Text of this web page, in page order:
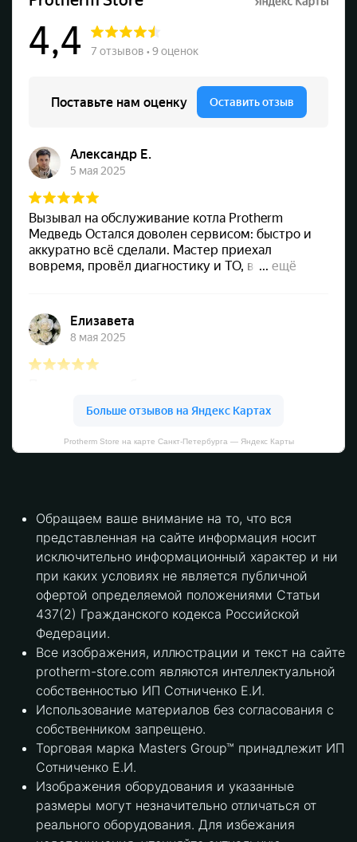
Protherm Store на карте Санкт‑Петербурга — Яндекс Карты
Обращаем ваше внимание на то, что вся
представленная на сайте информация носит
исключительно информационный характер и ни
при каких условиях не является публичной
офертой определяемой положениями Статьи
437(2) Гражданского кодекса Российской
Федерации.
Все изображения, иллюстрации и текст на сайте
protherm-store.com являются интеллектуальной
собственностью ИП Сотниченко Е.И.
Использование материалов без согласования с
собственником запрещено.
Торговая марка Masters Group™ принадлежит ИП
Сотниченко Е.И.
Изображения оборудования и указанные
размеры могут незначительно отличаться от
реального оборудования. Для избежания